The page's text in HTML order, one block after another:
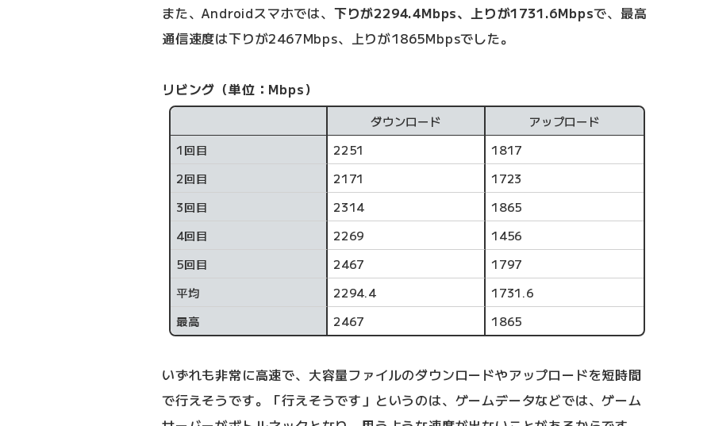
また、Androidスマホでは、 下りが2294.4Mbps、上りが1731.6Mbpsで、最高
通信速度は下りが2467Mbps、上りが1865Mbpsでした。
リビング（単位：Mbps）
ダウンロード
アップロード
1回目
2251
1817
2回目
2171
1723
3回目
2314
1865
4回目
2269
1456
5回目
2467
1797
平均
2294.4
1731.6
最高
2467 1865
いずれも非常に高速で、大容量ファイルのダウンロードやアップロードを短時間
で行えそうです。「行えそうです」というのは、ゲームデータなどでは、ゲーム